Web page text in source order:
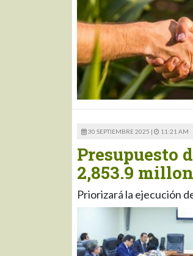
30 SEPTIEMBRE 2025 | 11:21 AM
Presupuesto
2,853.9
Priorizará la ejecución